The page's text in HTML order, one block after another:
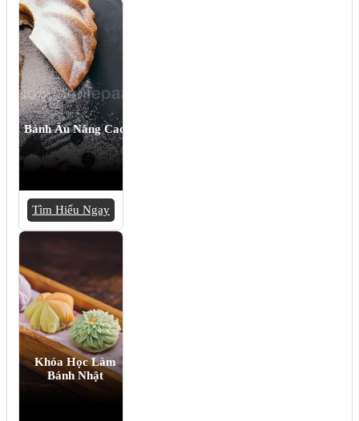
Bánh Âu Nâng Cao
Tìm Hiểu Ngay
Khóa Học Làm
Bánh Nhật